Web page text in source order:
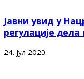
Јавни увид у
регулације
24. јул 2020.